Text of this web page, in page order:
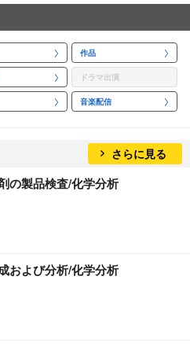
作品
ドラマ出演
音楽配信
さらに見る
の製品検査/化学分析
および分析/化学分析